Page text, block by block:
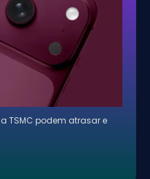
TSMC podem atrasar e